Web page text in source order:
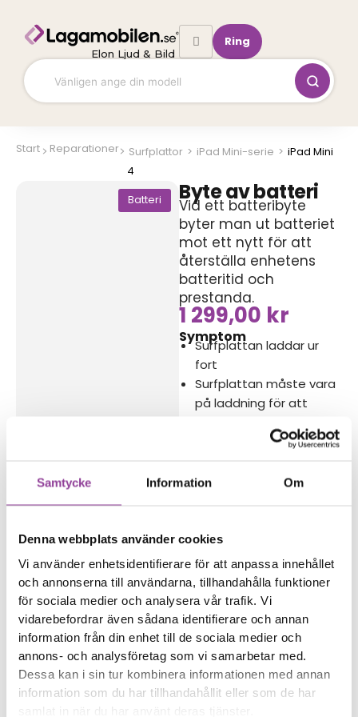
Samtycke Information Om
Denna webbplats använder cookies
Vi använder enhetsidentifierare för att anpassa innehållet
och annonserna till användarna, tillhandahålla funktioner
för sociala medier och analysera vår trafik. Vi
vidarebefordrar även sådana identifierare och annan
information från din enhet till de sociala medier och
annons- och analysföretag som vi samarbetar med.
Dessa kan i sin tur kombinera informationen med annan
information som du har tillhandahållit eller som de har
innehåll
Elon Ljud & Bild
Ring
Start Reparationer Surfplattor > iPad Mini-serie > iPad Mini
4
Batteri
Byte av batteri
Vid ett batteribyte
byter man ut batteriet
mot ett nytt för att
återställa enhetens
batteritid och
prestanda.
1 299,00 kr
Symptom
Surfplattan laddar ur
fort
Surfplattan måste vara
på laddning för att
Surfplattan laddas eller
Batterinivån ändras
Reparations tid – Ca 120
minuter
Boka tid
Fler reparationer för samma